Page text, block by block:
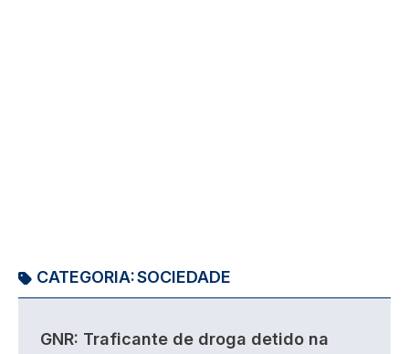
CATEGORIA:SOCIEDADE
GNR: Traficante de droga detido na